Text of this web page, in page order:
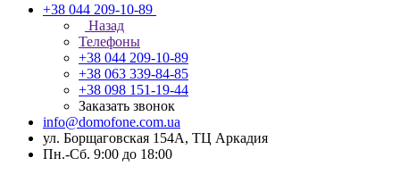
+38 044 209-10-89
Назад
Телефоны
+38 044 209-10-89
+38 063 339-84-85
+38 098 151-19-44
Заказать звонок
info@domofone.com.ua
ул. Борщаговская 154А, ТЦ Аркадия
Пн.-Сб. 9:00 до 18:00